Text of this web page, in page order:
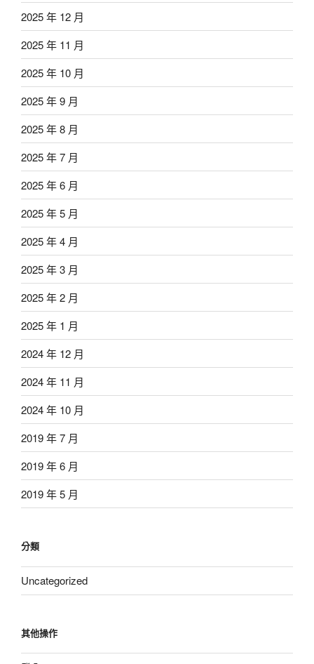
2025 年 12 月
2025 年 11 月
2025 年 10 月
2025 年 9 月
2025 年 8 月
2025 年 7 月
2025 年 6 月
2025 年 5 月
2025 年 4 月
2025 年 3 月
2025 年 2 月
2025 年 1 月
2024 年 12 月
2024 年 11 月
2024 年 10 月
2019 年 7 月
2019 年 6 月
2019 年 5 月
分類
Uncategorized
其他操作